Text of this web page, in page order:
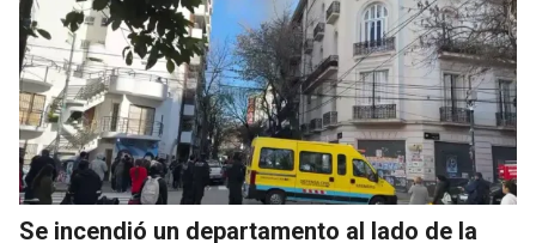
Se incendió un departamento al lado de la